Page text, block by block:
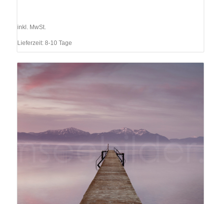
inkl. MwSt.
Lieferzeit: 8-10 Tage